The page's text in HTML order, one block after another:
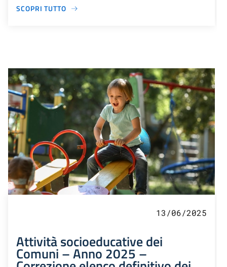
SCOPRI TUTTO
13/06/2025
Attività socioeducative dei
Comuni – Anno 2025 –